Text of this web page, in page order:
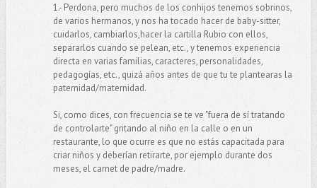
1.- Perdona, pero muchos de los conhijos tenemos sobrinos,
de varios hermanos, y nos ha tocado hacer de baby-sitter,
cuidarlos, cambiarlos,hacer la cartilla Rubio con ellos,
separarlos cuando se pelean, etc., y tenemos experiencia
directa en varias familias, caracteres, personalidades,
pedagogías, etc., quizá años antes de que tu te plantearas la
paternidad/maternidad.
Si, como dices, con frecuencia se te ve "fuera de sí tratando
de controlarte" gritando al niño en la calle o en un
restaurante, lo que ocurre es que no estás capacitada para
criar niños y deberían retirarte, por ejemplo durante dos
meses, el carnet de padre/madre.